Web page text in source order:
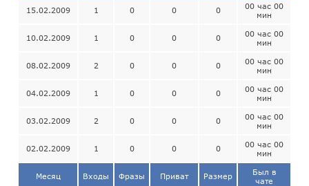
15.02.2009 1 0 0 0
00 час 00
мин
10.02.2009 1 0 0 0
00 час 00
мин
08.02.2009 2 0 0 0
00 час 00
мин
04.02.2009 1 0 0 0
00 час 00
мин
03.02.2009 2 0 0 0
00 час 00
мин
02.02.2009 1 0 0 0
00 час 00
мин
Месяц Входы Фразы Приват Размер
Был в
чате